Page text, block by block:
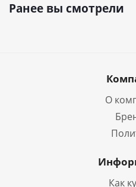
Ранее вы смотрели
О
Как